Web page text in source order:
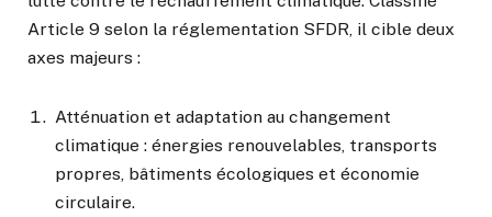
Article 9 selon la réglementation SFDR, il cible deux
axes majeurs :
Atténuation et adaptation au changement
climatique : énergies renouvelables, transports
propres, bâtiments écologiques et économie
circulaire.